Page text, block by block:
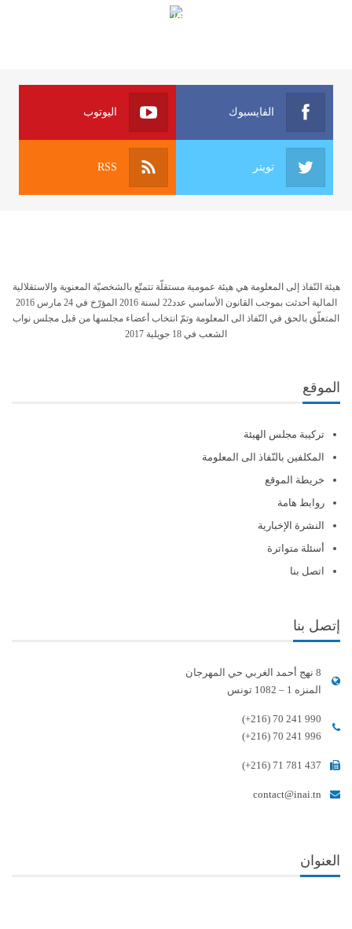
الهياكل الخاضعة لقانون النفاذ إلى المعلومة
الفايسبوك اليوتوب
تويتر RSS
هيئة النّفاذ إلى المعلومة هي هيئة عمومية مستقلّة تتمتّع بالشخصيّة المعنوية والاستقلالية
المالية أحدثت بموجب القانون الأساسي عدد22 لسنة 2016 المؤرّخ في 24 مارس 2016
المتعلّق بالحق في النّفاذ الى المعلومة وتمّ انتخاب أعضاء مجلسها من قبل مجلس نواب
الشعب في 18 جويلية 2017
الموقع
تركيبة مجلس الهيئة
المكلفين بالنّفاذ الى المعلومة
خريطة الموقع
روابط هامة
النشرة الإخبارية
أسئلة متواترة
اتصل بنا
إتصل بنا
8 نهج أحمد الغربي حي المهرجان
المنزه 1 – 1082 تونس
(+216) 70 241 990
(+216) 70 241 996
(+216) 71 781 437
contact@inai.tn
العنوان